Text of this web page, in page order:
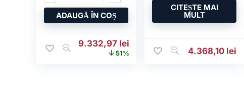
ADAUGĂ ÎN COȘ
Prețul inițial a fost: 19.113,62 lei.
9.332,97 lei
51%
CITEȘTE MAI
MULT
4.368,10 lei